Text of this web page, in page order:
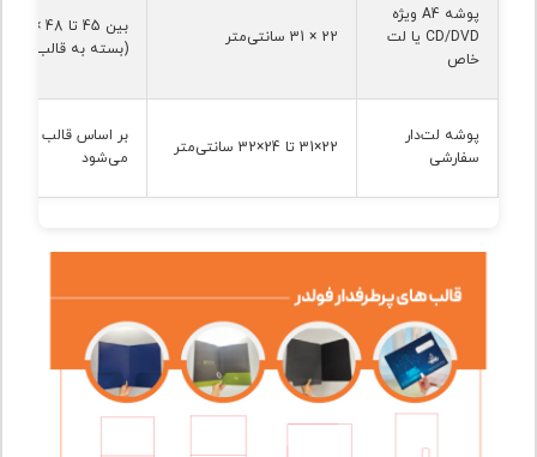
پوشه A4 ویژه
CD/DVD یا لت
خاص
22 × 31 سانتی‌متر
(بسته به قالب)
پوشه لت‌دار
سفارشی
22×31 تا 24×32 سانتی‌متر
بر اساس قالب
می‌شود